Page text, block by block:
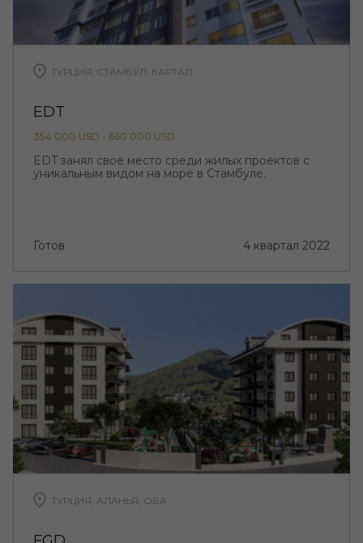
ТУРЦИЯ, СТАМБУЛ, КАРТАЛ
EDT
354 000 USD - 660 000 USD
EDT занял свое место среди жилых проектов с
уникальным видом на море в Стамбуле.
Готов 4 квартал 2022
ТУРЦИЯ, АЛАНЬЯ, ОБА